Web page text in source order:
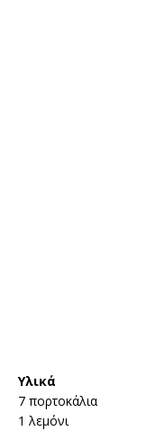
Υλικά
7 πορτοκάλια
1 λεμόνι